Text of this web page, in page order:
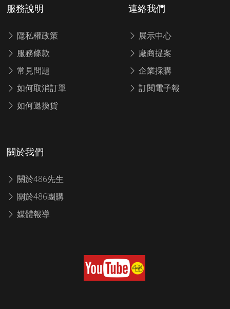
服務說明
隱私權政策
服務條款
常見問題
如何取消訂單
如何退換貨
連絡我們
展示中心
廠商提案
企業採購
訂閱電子報
關於我們
關於486先生
關於486團購
媒體報導